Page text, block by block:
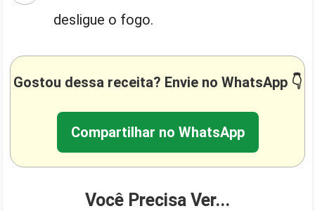
desligue o fogo.
Gostou dessa receita? Envie no WhatsApp 👇
Compartilhar no WhatsApp
Você Precisa Ver...